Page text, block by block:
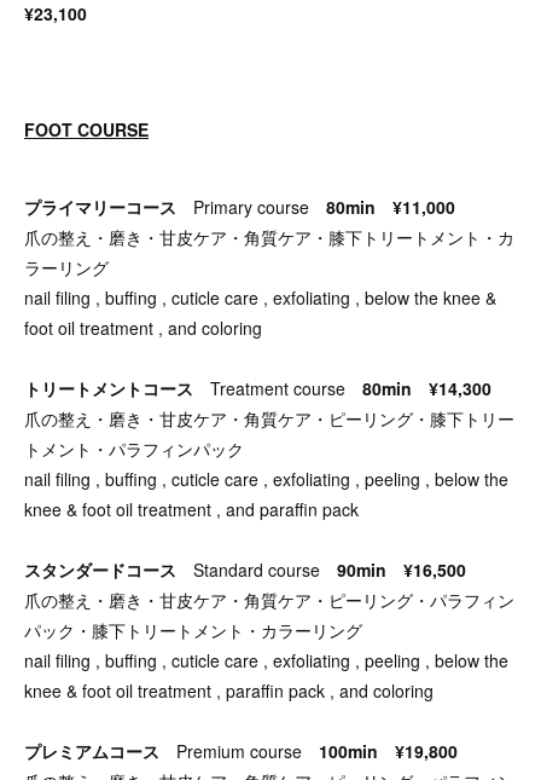
¥23,100
FOOT COURSE
プライマリーコース Primary course 80min ¥11,000
爪の整え・磨き・甘皮ケア・角質ケア・膝下トリートメント・カ
ラーリング
nail filing , buffing , cuticle care , exfoliating , below the knee &
foot oil treatment , and coloring
トリートメントコース Treatment course 80min ¥14,300
爪の整え・磨き・甘皮ケア・角質ケア・ピーリング・膝下トリー
トメント・パラフィンパック
nail filing , buffing , cuticle care , exfoliating , peeling , below the
knee & foot oil treatment , and paraffin pack
スタンダードコース Standard course 90min ¥16,500
爪の整え・磨き・甘皮ケア・角質ケア・ピーリング・パラフィン
パック・膝下トリートメント・カラーリング
nail filing , buffing , cuticle care , exfoliating , peeling , below the
knee & foot oil treatment , paraffin pack , and coloring
プレミアムコース Premium course 100min ¥19,800